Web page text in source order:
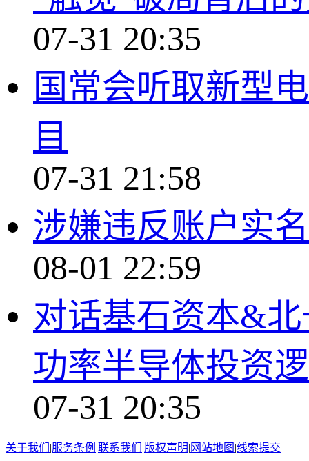
07-31 20:35
国常会听取新型
目
07-31 21:58
涉嫌违反账户实
08-01 22:59
对话基石资本&
功率半导体投资
07-31 20:35
关于我们 |服务条例 |联系我们 |版权声明| 网站地图 |线索提交